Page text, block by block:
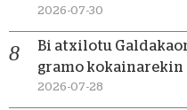
2026-07-30
Bi atxilotu
gramo kokainarekin
2026-07-28